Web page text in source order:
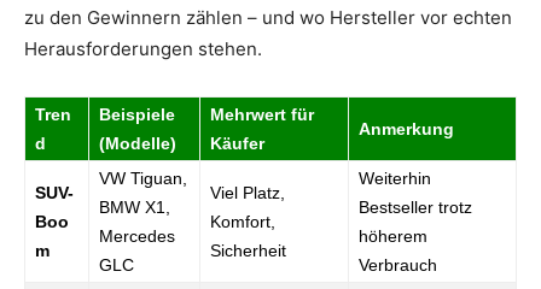
zu den Gewinnern zählen – und wo Hersteller vor echten
Herausforderungen stehen.
Tren
d
Beispiele
(Modelle)
Mehrwert für
Käufer
Anmerkung
SUV-
Boo
m
VW Tiguan,
BMW X1,
Mercedes
GLC
Viel Platz,
Komfort,
Sicherheit
Weiterhin
Bestseller trotz
höherem
Verbrauch